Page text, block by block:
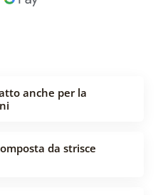
anche per la
da strisce